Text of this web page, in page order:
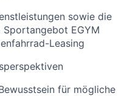
sowie die
EGYM
Leasing
für mögliche